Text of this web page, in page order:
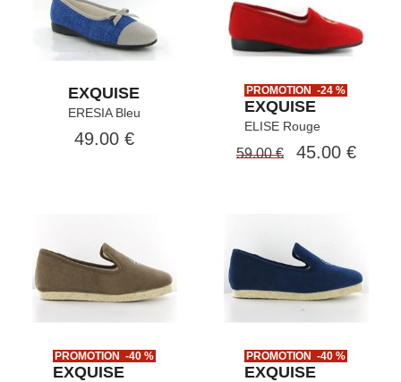
EXQUISE
ERESIA Bleu
49.00 €
PROMOTION -24 %
EXQUISE
ELISE Rouge
59.00 € 45.00 €
PROMOTION -40 %
EXQUISE
PROMOTION -40 %
EXQUISE